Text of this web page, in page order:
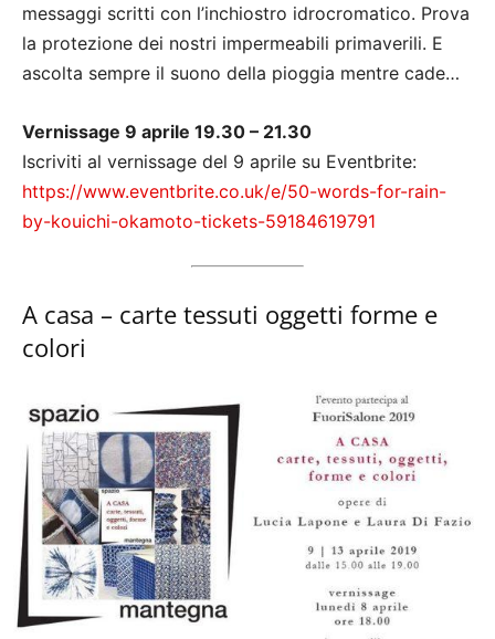
messaggi scritti con l’inchiostro idrocromatico. Prova
la protezione dei nostri impermeabili primaverili. E
ascolta sempre il suono della pioggia mentre cade…
Vernissage 9 aprile 19.30 – 21.30
Iscriviti al vernissage del 9 aprile su Eventbrite:
https://www.eventbrite.co.uk/e/50-words-for-rain-
by-kouichi-okamoto-tickets-59184619791
A casa – carte tessuti oggetti forme e
colori